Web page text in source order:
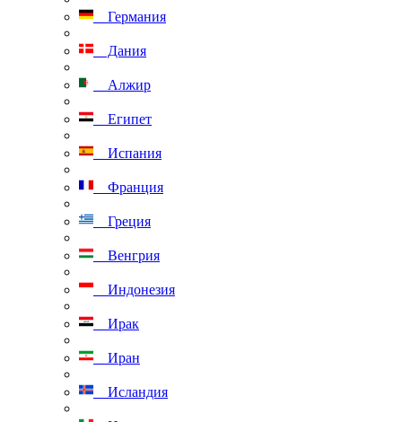
Германия
Дания
Алжир
Египет
Испания
Франция
Греция
Венгрия
Индонезия
Ирак
Иран
Исландия